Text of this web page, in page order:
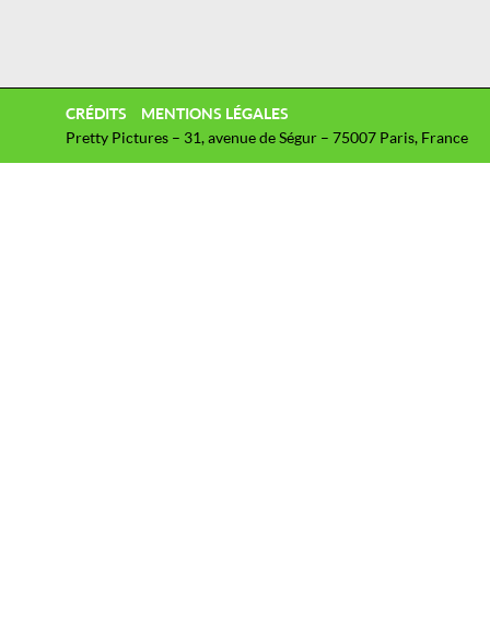
CRÉDITS
MENTIONS LÉGALES
Pretty Pictures – 31, avenue de Ségur – 75007 Paris, France